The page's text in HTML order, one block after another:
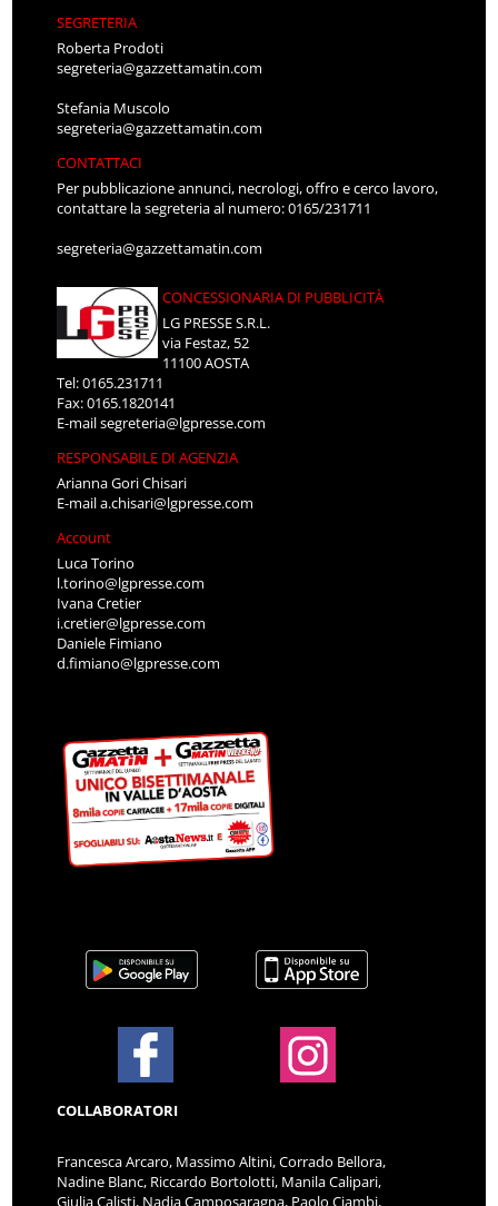
SEGRETERIA
Roberta Prodoti
segreteria@gazzettamatin.com
Stefania Muscolo
segreteria@gazzettamatin.com
CONTATTACI
Per pubblicazione annunci, necrologi, offro e cerco lavoro,
contattare la segreteria al numero: 0165/231711
segreteria@gazzettamatin.com
CONCESSIONARIA DI PUBBLICITÀ
LG PRESSE S.R.L.
via Festaz, 52
11100 AOSTA
Tel: 0165.231711
Fax: 0165.1820141
E-mailsegreteria@lgpresse.com
RESPONSABILE DI AGENZIA
Arianna Gori Chisari
E-maila.chisari@lgpresse.com
Account
Luca Torino
l.torino@lgpresse.com
Ivana Cretier
i.cretier@lgpresse.com
Daniele Fimiano
d.fimiano@lgpresse.com
COLLABORATORI
Francesca Arcaro, Massimo Altini, Corrado Bellora,
Nadine Blanc, Riccardo Bortolotti, Manila Calipari,
Giulia Calisti, Nadia Camposaragna, Paolo Ciambi,